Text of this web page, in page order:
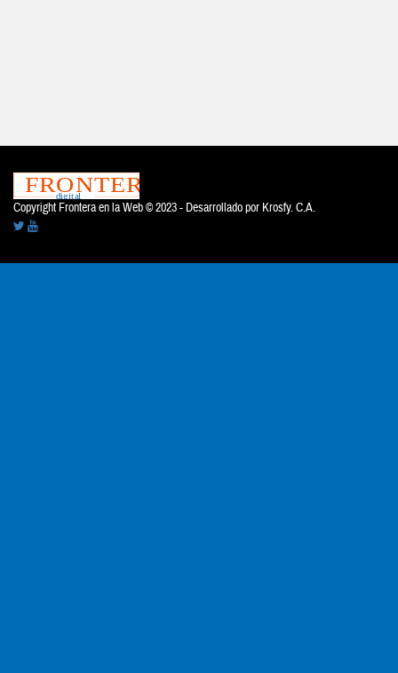
Copyright Frontera en la Web © 2023 - Desarrollado por Krosfy. C.A.